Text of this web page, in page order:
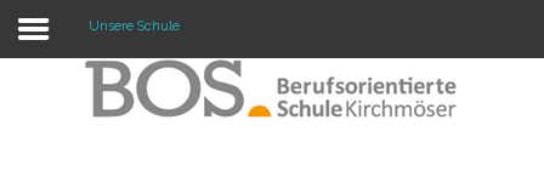
Warning: "continue" targeting switch is equivalent
Unsere Schule